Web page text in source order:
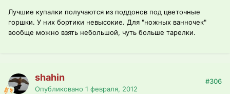
Лучшие купалки получаются из поддонов под цветочные
горшки. У них бортики невысокие. Для "ножных ванночек"
вообще можно взять небольшой, чуть больше тарелки.
shahin
Опубликовано 1 февраля, 2012
#306